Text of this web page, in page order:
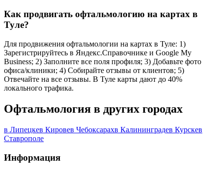
Как продвигать офтальмологию на картах в
Туле?
Для продвижения офтальмологии на картах в Туле: 1)
Зарегистрируйтесь в Яндекс.Справочнике и Google My
Business; 2) Заполните все поля профиля; 3) Добавьте фото
офиса/клиники; 4) Собирайте отзывы от клиентов; 5)
Отвечайте на все отзывы. В Туле карты дают до 40%
локального трафика.
Офтальмология в других городах
в Липецкев Кировев Чебоксарахв Калининградев Курскев
Ставрополе
Информация